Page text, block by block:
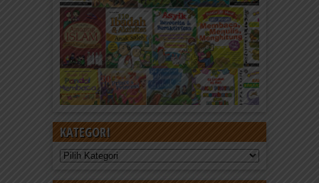
KATEGORI
Kategori